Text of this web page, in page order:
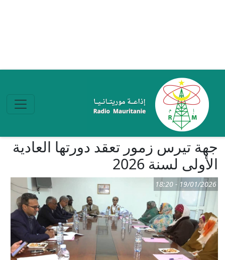
جهة تيرس زمور تعقد دورتها العادية
الأولى لسنة 2026
19/01/2026 - 18:20